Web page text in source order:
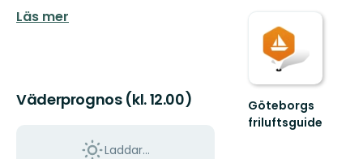
Läs mer
Väderprognos (kl. 12.00)
Laddar...
Göteborgs
friluftsguide